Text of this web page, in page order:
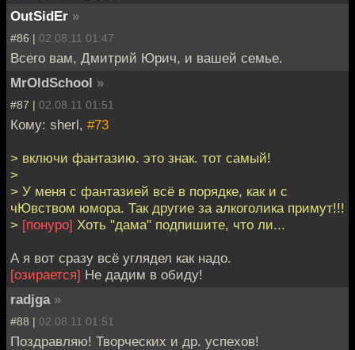
OutSidEr »
#86 | 02.08.11 01:47
Всего вам, Дмитрий Юрич, и вашей семье.
MrOldSchool »
#87 | 02.08.11 01:51
Кому: sherl, #73
> включи фантазию. это знак. тот самый!
>
> У меня с фантазией всё в порядке, как и с
чЮвством юмора. Так другие за алкоголика примут!!!
> [понуро] Хоть "дама" подпишите, что ли...
А я вот сразу всё углядел как надо.
[озирается] Не дадим в обиду!
radjga »
#88 | 02.08.11 01:51
Поздравляю! Творческих и др. успехов!